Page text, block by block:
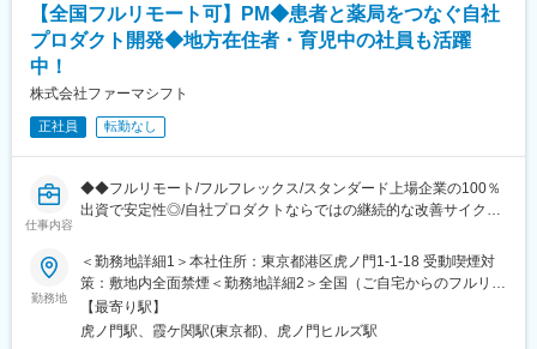
の中心メンバー、将来のマネージャー候補として、ご活躍頂ける
方を募集いたします。
10時 出社（横浜院、朝礼参加し、メールチェック、院責との
MTG）
↓
13時 昼休憩
↓
14時 （川崎院へ移動、院責とのMTG等）
↓
19時 帰宅
■当社について：
【全国フルリモート可】PM◆患者と薬局をつなぐ自社
プロダクト開発◆地方在住者・育児中の社員も活躍
中！
株式会社ファーマシフト
正社員 転勤なし
仕事内容
◆◆フルリモート/フルフレックス/スタンダード上場企業の100％
出資で安定性◎/自社プロダクトならではの継続的な改善サイクル
■概要 ～地方在住者・育児中の社員も活躍中！～
ファーマシフトでは、LINEを活用した「つながる薬局」を中心
に、患者と薬局をつなぐ医療プラットフォームの開発・運営を行
っています。
本ポジションでは、開発現場に近い立場で、プロジェクトを着実
勤務地
＜勤務地詳細1＞本社住所：東京都港区虎ノ門1-1-18 受動喫煙対
策：敷地内全面禁煙＜勤務地詳細2＞全国（ご自宅からのフルリモ
ート中心）住所：東京都 受動喫煙対策：敷地内全面禁煙変更の範
囲：会社の定める事業所（リモートワーク含む）
【最寄り駅】
虎ノ門駅、霞ケ関駅(東京都)、虎ノ門ヒルズ駅